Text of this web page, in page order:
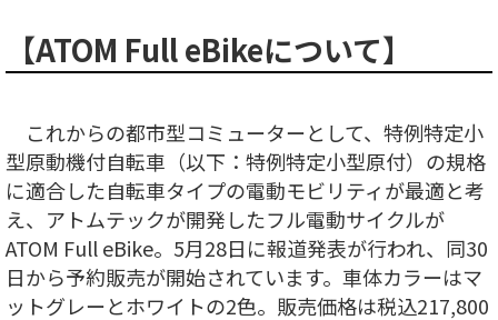
【ATOM Full eBikeについて】
これからの都市型コミューターとして、特例特定小
型原動機付自転車（以下：特例特定小型原付）の規格
に適合した自転車タイプの電動モビリティが最適と考
え、アトムテックが開発したフル電動サイクルが
ATOM Full eBike。5月28日に報道発表が行われ、同30
日から予約販売が開始されています。車体カラーはマ
ットグレーとホワイトの2色。販売価格は税込217,800